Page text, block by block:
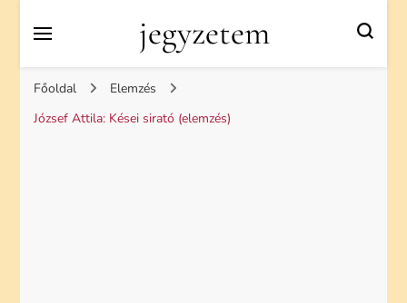
jegyzetem
Főoldal
Elemzés
József Attila: Kései sirató (elemzés)